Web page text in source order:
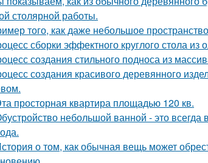
столярной работы.
того, как даже небольшое
сборки эффектного круглого стола
создания стильного подноса из
создания красивого деревянного
просторная квартира площадью 120 кв.
небольшой ванной - это
о том, как обычная вещь может